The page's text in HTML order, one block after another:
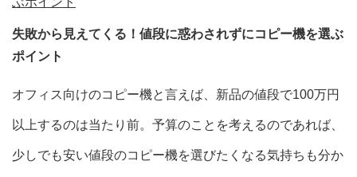
失敗から見えてくる！値段に惑わされずにコピー機を選ぶ
ポイント
オフィス向けのコピー機と言えば、新品の値段で100万円
以上するのは当たり前。予算のことを考えるのであれば、
少しでも安い値段のコピー機を選びたくなる気持ちも分か